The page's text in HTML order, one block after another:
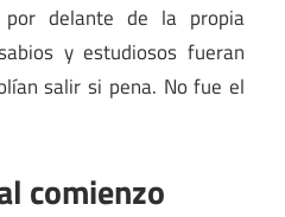
por delante de la propia
y estudiosos fueran
salir si pena. No fue el
comienzo